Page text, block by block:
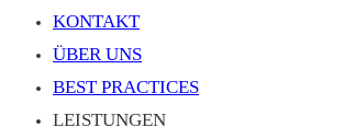
KONTAKT
ÜBER UNS
BEST PRACTICES
LEISTUNGEN